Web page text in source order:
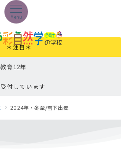
Menu
＊注目＊
育12年
付しています
《色の本質マスター講座》
2024年・冬至/雪下出麦